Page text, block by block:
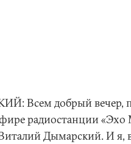
Всем добрый вечер,
радиостанции «Эхо
Дымарский. И я,